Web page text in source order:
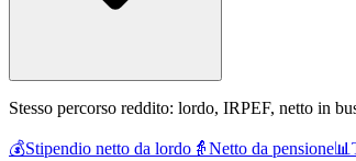
Stesso percorso reddito: lordo, IRPEF, netto in
💰Stipendio netto da lordo 👵Netto da pensione📊